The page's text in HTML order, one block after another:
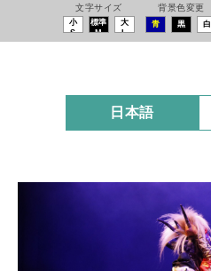
文字サイズ
小
S
標準
M
大
L
背景色変更
青 黒 白
日本語